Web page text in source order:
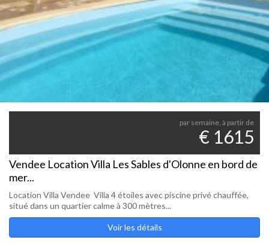
par semaine, à partir de
€ 1615
Vendee Location Villa Les Sables d'Olonne en bord de
mer...
Location Villa Vendee Villa 4 étoiles avec piscine privé chauffée,
situé dans un quartier calme à 300 mètres...
Voir les détails